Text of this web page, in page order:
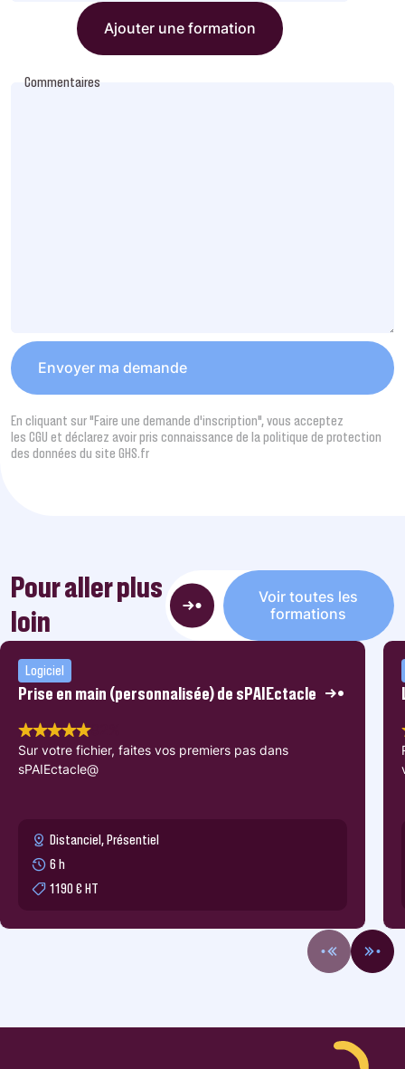
Ajouter une formation
Commentaires
En cliquant sur "Faire une demande d’inscription", vous acceptez
les CGU et déclarez avoir pris connaissance de la politique de protection
des données du site GHS.fr
Pour aller plus
loin
Voir toutes les
formations
Logiciel
Prise en main (personnalisée) de sPAIEctacle
92%
Sur votre fichier, faites vos premiers pas dans
sPAIEctacle@
Distanciel, Présentiel
6 h
1190 € HT